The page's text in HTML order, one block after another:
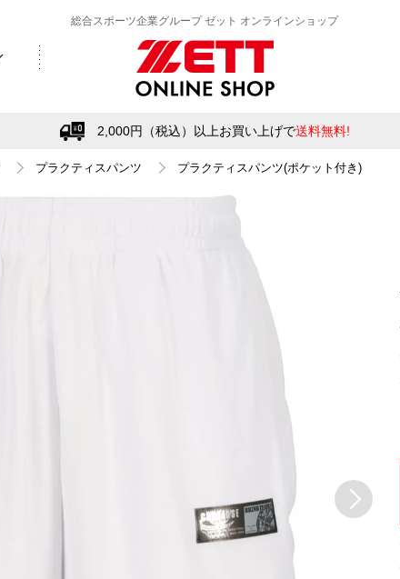
総合スポーツ企業グループ ゼット オンラインショップ
2,000円（税込）以上お買い上げで送料無料!
プラクティスパンツ プラクティスパンツ(ポケット付き)